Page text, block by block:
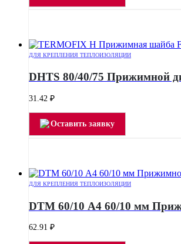
ДЛЯ КРЕПЛЕНИЯ ТЕПЛОИЗОЛЯЦИИ
DHTS 80/40/75 Прижимной
31.42 ₽
Оставить заявку
ДЛЯ КРЕПЛЕНИЯ ТЕПЛОИЗОЛЯЦИИ
DTM 60/10 А4 60/10 мм
62.91 ₽